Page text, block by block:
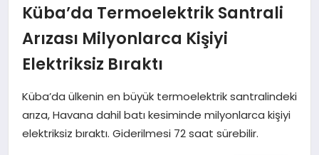
SPOR
SAĞLIK
Küba’da Termoelektrik Santrali
Arızası Milyonlarca Kişiyi
Elektriksiz Bıraktı
Küba’da ülkenin en büyük termoelektrik santralindeki
arıza, Havana dahil batı kesiminde milyonlarca kişiyi
elektriksiz bıraktı. Giderilmesi 72 saat sürebilir.